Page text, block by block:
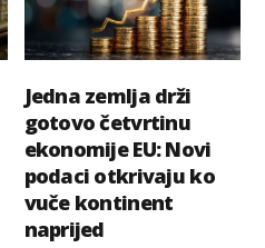
Jedna zemlja drži
gotovo četvrtinu
ekonomije EU: Novi
podaci otkrivaju ko
vuče kontinent
naprijed